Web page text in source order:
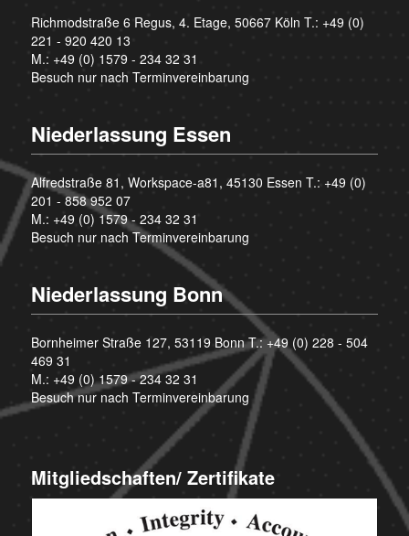
Richmodstraße 6 Regus, 4. Etage, 50667 Köln T.: +49 (0)
221 - 920 420 13
M.: +49 (0) 1579 - 234 32 31
Besuch nur nach Terminvereinbarung
Niederlassung Essen
Alfredstraße 81, Workspace-a81, 45130 Essen T.: +49 (0)
201 - 858 952 07
M.: +49 (0) 1579 - 234 32 31
Besuch nur nach Terminvereinbarung
Niederlassung Bonn
Bornheimer Straße 127, 53119 Bonn T.:+49 (0) 228 - 504
469 31
M.: +49 (0) 1579 - 234 32 31
Besuch nur nach Terminvereinbarung
Mitgliedschaften/ Zertifikate